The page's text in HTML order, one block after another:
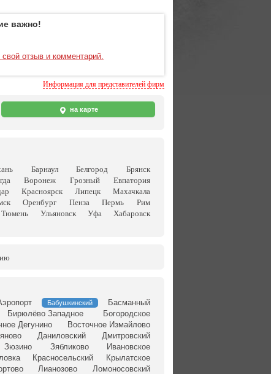
важно!
свой отзыв и комментарий.
Информация для представителей фирм
на карте
Барнаул Белгород
Брянск
Воронеж Грозный
Евпатория
Красноярск Липецк
Махачкала
Оренбург Пенза Пермь
Рим
Тюмень Ульяновск Уфа
Хабаровск
Бабушкинский
Басманный
Бирюлёво Западное
Богородское
Дегунино
Восточное Измайлово
Даниловский
Дмитровский
Зюзино Зябликово
Ивановское
Красносельский
Крылатское
Лианозово
Ломоносовский